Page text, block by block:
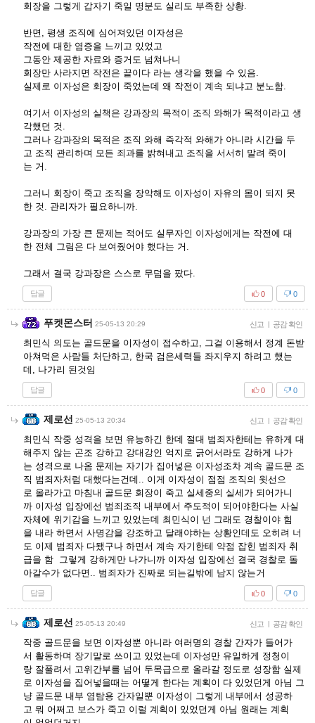
회장을 그렇게 갑자기 죽일 명분도 실리도 부족한 상황.
반면, 평생 조직에 심어져있던 이자성은
작전에 대한 염증을 느끼고 있었고
그동안 제공한 자료와 증거도 넘쳐나니
회장만 사라지면 작전은 끝이다 라는 생각을 했을 수 있음.
실제로 이자성은 회장이 죽었는데 왜 작전이 계속 되냐고 분노함.
여기서 이자성의 실책은 강과장의 목적이 조직 와해가 목적이라고 생
각했던 것.
그러나 강과장의 목적은 조직 와해 즉각적 와해가 아니라 시간을 두
고 조직 관리하며 모든 죄과를 밝혀내고 조직을 서서히 말려 죽이
는 거.
그러니 회장이 죽고 조직을 장악해도 이자성이 자유의 몸이 되지 못
한 것. 관리자가 필요하니까.
강과장의 가장 큰 문제는 적어도 실무자인 이자성에게는 작전에 대
한 전체 그림은 다 보여줬어야 했다는 거.
그래서 결국 강과장은 스스로 무덤을 팠다.
답글 0
0
푸켓몬스터 25-05-13 20:29 신고 | 공감 확인
최민식 의도는 골드문을 이자성이 접수하고, 그걸 이용해서 정계 돈받
아쳐먹은 사람들 처단하고, 한국 검은세력들 좌지우지 하려고 했는
데, 나가리 된것임
답글 0
0
제로선 25-05-13 20:34 신고 | 공감 확인
최민식 작중 성격을 보면 유능하긴 한데 절대 범죄자한테는 유하게 대
해주지 않는 곤조 강하고 강대강인 억지로 긁어서라도 강하게 나가
는 성격으로 나옴 문제는 자기가 집어넣은 이자성조차 계속 골드문 조
직 범죄자처럼 대했다는건데.. 이게 이자성이 점점 조직의 윗선으
로 올라가고 마침내 골드문 회장이 죽고 실세중의 실세가 되어가니
까 이자성 입장에선 범죄조직 내부에서 주도적이 되어야한다는 사실
자체에 위기감을 느끼고 있었는데 최민식이 넌 그래도 경찰이야 힘
을 내라 하면서 사명감을 강조하고 달래야하는 상황인데도 오히려 너
도 이제 범죄자 다됐구나 하면서 계속 자기한테 약점 잡힌 범죄자 취
급을 함 그렇게 강하게만 나가니까 이자성 입장에선 결국 경찰로 돌
아갈수가 없다면.. 범죄자가 진짜로 되는길밖에 남지 않는거
답글 0
0
제로선 25-05-13 20:49 신고 | 공감 확인
작중 골드문을 보면 이자성뿐 아니라 여러명의 경찰 간자가 들어가
서 활동하며 장기말로 쓰이고 있었는데 이자성만 유일하게 정청이
랑 잘풀려서 고위간부를 넘어 두목급으로 올라갈 정도로 성장함 실제
로 이자성을 집어넣을때는 어떻게 한다는 계획이 다 있었던게 아님 그
냥 골드문 내부 염탐용 간자일뿐 이자성이 그렇게 내부에서 성공하
고 뭐 어쩌고 보스가 죽고 이럴 계획이 있었던게 아님 원래는 계획